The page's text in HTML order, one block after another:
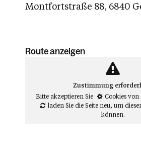
Montfortstraße 88, 6840
Route anzeigen
Zustimmung
Bitte akzeptieren Sie
Cookies von
laden Sie die Seite neu, um
können.